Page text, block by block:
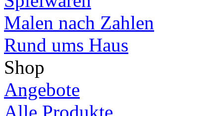
Malen nach Zahlen
Rund ums Haus
Shop
Angebote
Alle Produkte